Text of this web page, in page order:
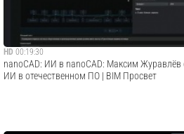
HD 00:19:30
nanoCAD: ИИ в nanoCAD: Максим Журавлёв
ИИ в отечественном ПО | BIM Просвет